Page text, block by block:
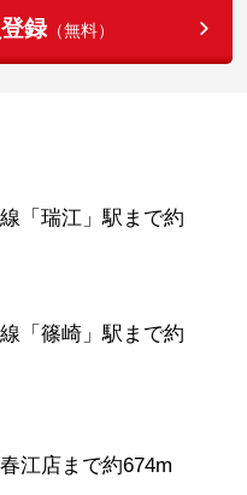
録（無料）
「瑞江」駅まで約
「篠崎」駅まで約
江店まで約674m